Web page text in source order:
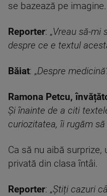
se bazează pe imagine.
Reporter: „Vreau să-mi
despre ce e textul
Băiat: „Despre
Ramona Petcu,
Și înainte de a citi
curiozitatea, îi rugăm
Ca să nu aibă
privată din clasa întâi.
Reporter: „Știți cazuri